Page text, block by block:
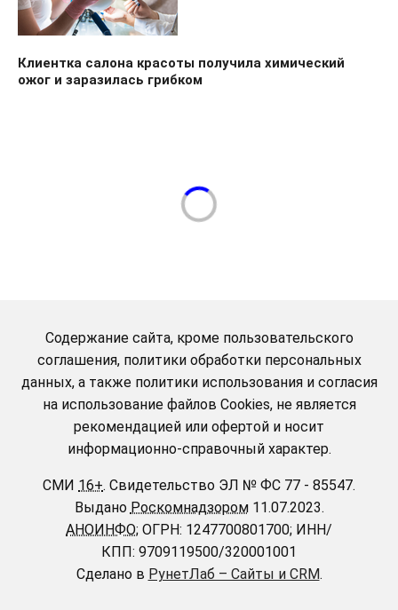
Клиентка салона красоты получила химический
ожог и заразилась грибком
Содержание сайта, кроме пользовательского
соглашения, политики обработки персональных
данных, а также политики использования и согласия
на использование файлов Cookies, не является
рекомендацией или офертой и носит
информационно-справочный характер.
СМИ 16+. Свидетельство ЭЛ № ФС 77 - 85547.
Выдано Роскомнадзором11.07.2023.
АНОИНФО; ОГРН: 1247700801700; ИНН/
КПП: 9709119500/320001001
Сделано в РунетЛаб – Сайты и CRM.